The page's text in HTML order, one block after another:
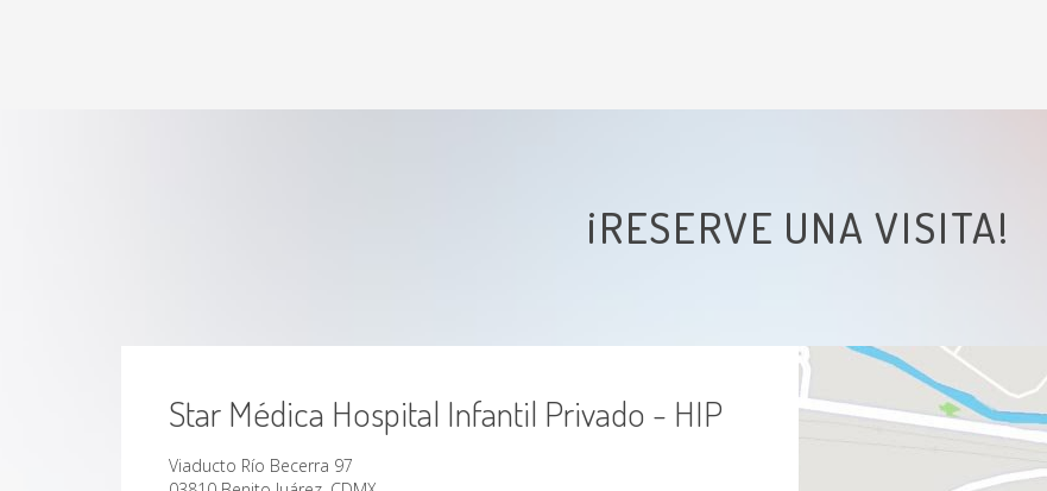
Patients with Chronic Granulomatous
¡RESERVE UNA VISITA!
Star Médica Hospital Infantil Privado - HIP
Viaducto Río Becerra 97